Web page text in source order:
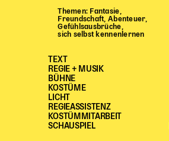
Themen: Fantasie,
Freundschaft, Abenteuer,
Gefühlsausbrüche,
sich selbst kennenlernen
TEXT
REGIE + MUSIK
BÜHNE
KOSTÜME
LICHT
REGIEASSISTENZ
KOSTÜMMITARBEIT
SCHAUSPIEL